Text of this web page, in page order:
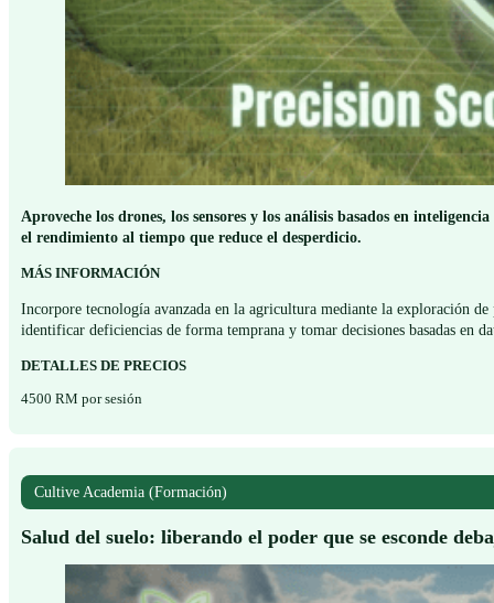
Aproveche los drones, los sensores y los análisis basados en
el rendimiento al tiempo que reduce el desperdicio.
MÁS INFORMACIÓN
Incorpore tecnología avanzada en la agricultura mediante la exploración
identificar deficiencias de forma temprana y tomar decisiones basadas en
DETALLES DE PRECIOS
4500 RM por sesión
Cultive Academia (Formación)
Salud del suelo: liberando el poder que se esconde